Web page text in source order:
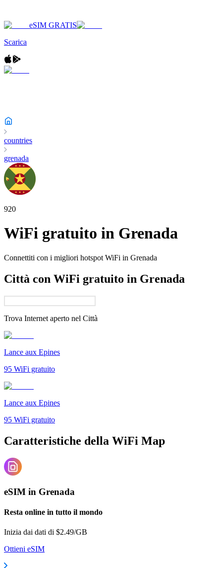
eSIM GRATIS
Scarica
countries
grenada
920
WiFi gratuito in Grenada
Connettiti con i migliori hotspot WiFi in Grenada
Città con WiFi gratuito in Grenada
Trova Internet aperto nel Città
Lance aux Epines
95 WiFi gratuito
Lance aux Epines
95 WiFi gratuito
Caratteristiche della WiFi Map
eSIM in Grenada
Resta online in tutto il mondo
Inizia dai dati di $2.49/GB
Ottieni eSIM